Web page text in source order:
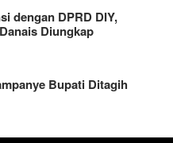
dengan DPRD DIY,
Diungkap
Bupati Ditagih